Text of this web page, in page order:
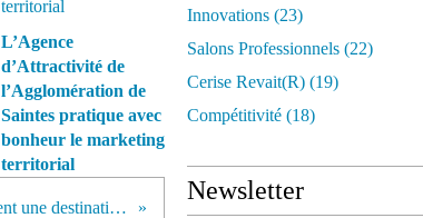
L’Agence
d’Attractivité de
l’Agglomération de
Saintes pratique avec
bonheur le marketing
territorial
Marketer collectivement une destination : Thames Gateway
Innovations (23)
Salons Professionnels (22)
Cerise Revait(r) (19)
Compétitivité (18)
Newsletter